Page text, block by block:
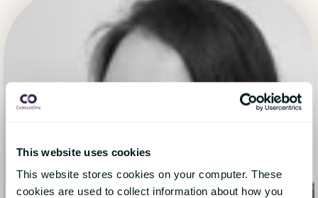
This website uses cookies
This website stores cookies on your computer. These
cookies are used to collect information about how you